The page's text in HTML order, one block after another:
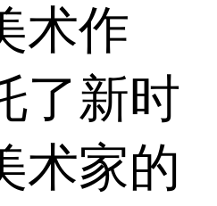
术作
了新时
术家的